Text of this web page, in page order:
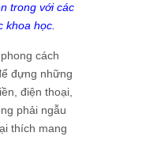
trong với các
khoa học.
cách
đựng những
điện thoại,
phải ngẫu
thích mang